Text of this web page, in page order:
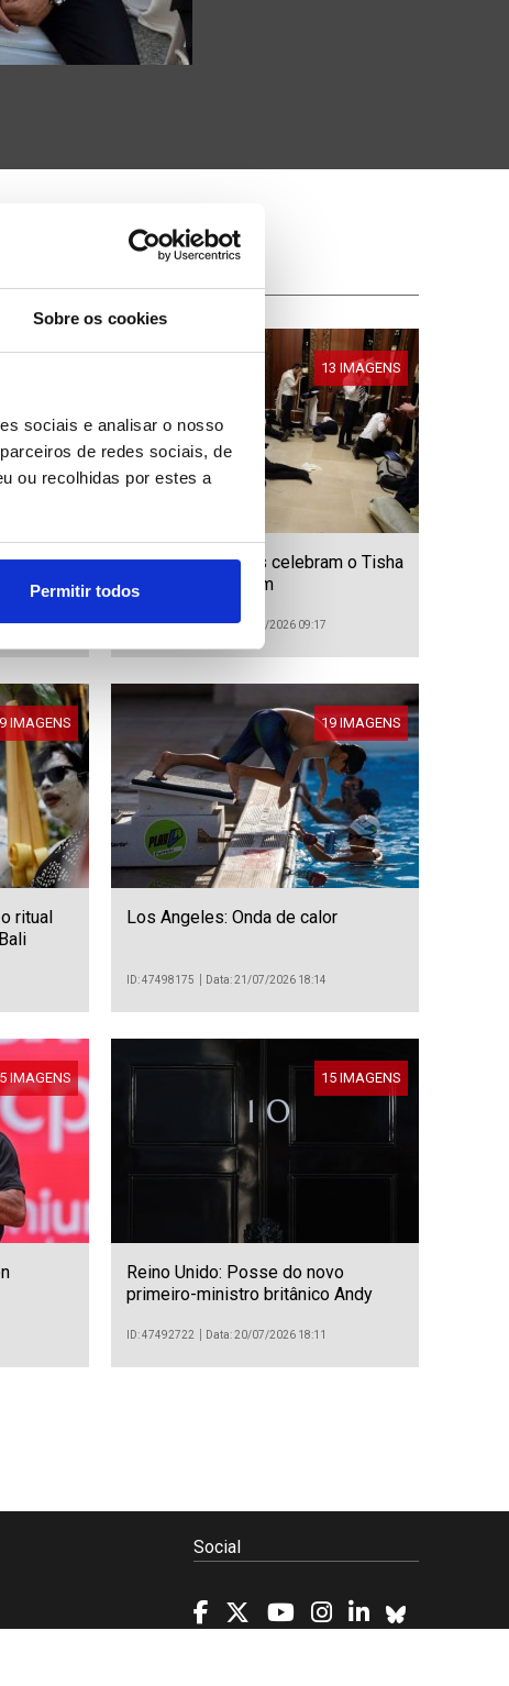
Sobre os cookies
sociais e analisar o nosso
de redes sociais, de
ou recolhidas por estes a
Permitir todos
por 2-
da
13 IMAGENS
Judeus ortodoxos celebram o Tisha
B'Av em Jerusalém
ID: 47505524 Data: 23/07/2026 09:17
IMAGENS
ritual
19 IMAGENS
Los Angeles: Onda de calor
ID: 47498175 Data: 21/07/2026 18:14
IMAGENS 15 IMAGENS
Reino Unido: Posse do novo
primeiro-ministro britânico Andy
ID: 47492722 Data: 20/07/2026 18:11
Social